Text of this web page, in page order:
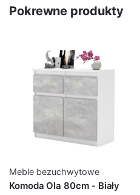
Pokrewne produkty
Meble bezuchwytowe
Komoda Ola 80cm - Biały